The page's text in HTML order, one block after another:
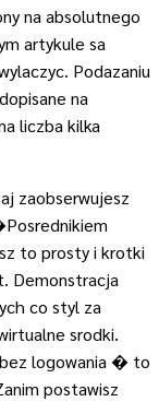
na absolutnego
artykule sa
Podazaniu
na
liczba kilka
zaobserwujesz
to prosty i krotki
Demonstracja
co styl za
srodki.
logowania � to
postawisz